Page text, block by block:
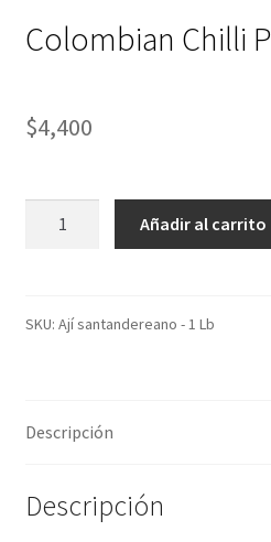
Colombian Chilli
$4,400
1
Añadir al carrito
SKU: Ají santandereano - 1 Lb
Descripción
Descripción